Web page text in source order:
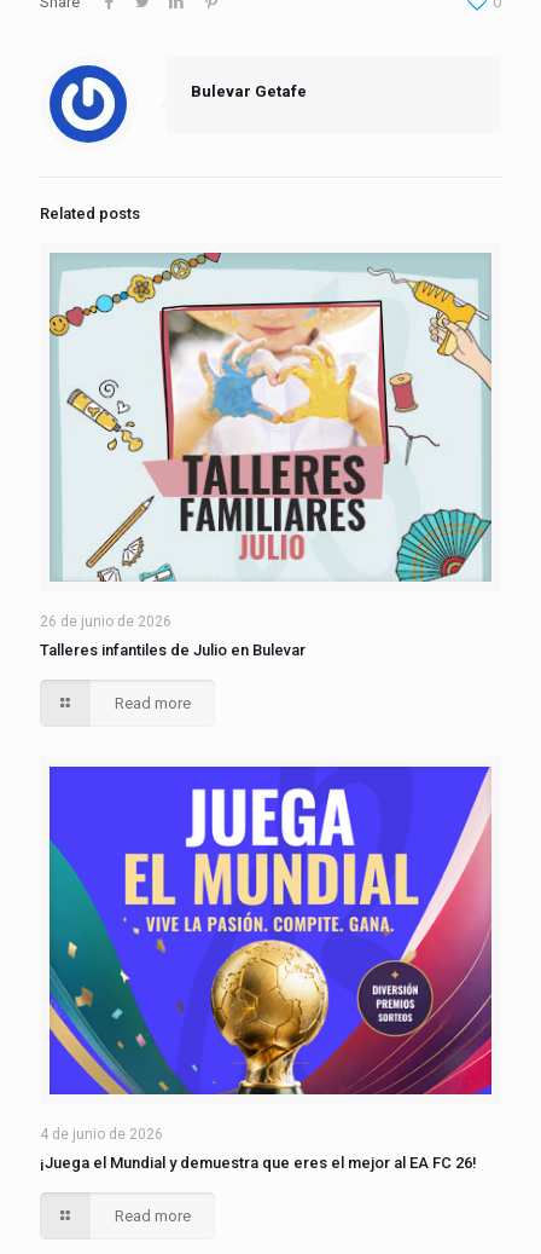
Bulevar Getafe
Related posts
26 de junio de 2026
Talleres infantiles de Julio en Bulevar
Read more
4 de junio de 2026
¡Juega el Mundial y demuestra que eres el mejor al EA FC 26!
Read more